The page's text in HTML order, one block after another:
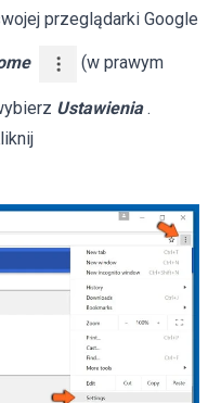
przeglądarki Google
(w prawym
Ustawienia .